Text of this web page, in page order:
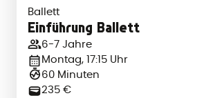
Ballett
Einführung Ballett
6-7 Jahre
Montag, 17:15 Uhr
60 Minuten
235 €